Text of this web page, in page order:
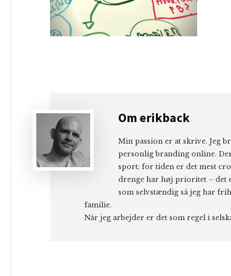
Om erikback
Min passion er at skrive. Jeg
personlig branding online.
sport; for tiden er det mest
drenge har høj prioritet – det
som selvstændig så jeg har
familie.
Når jeg arbejder er det som regel i